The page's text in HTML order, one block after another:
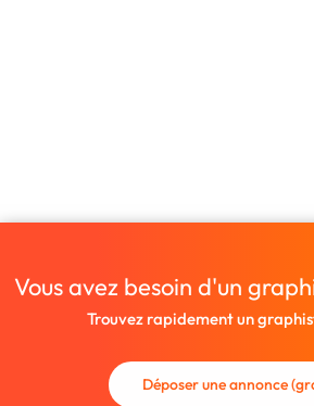
Vous avez besoin d'un
Trouvez rapidement un
Déposer une annonce